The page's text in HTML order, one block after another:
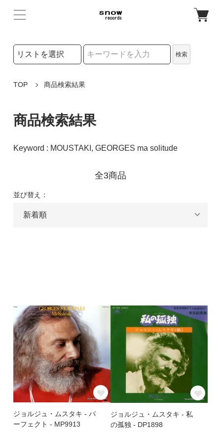
検索リストの選択
検索
TOP 商品検索結果
商品検索結果
Keyword : MOUSTAKI, GEORGES ma solitude
全3商品
並び替え：
ジョルジュ・ムスタキ - パ
ーフェクト - MP9913
ジョルジュ・ムスタキ - 私
の孤独 - DP1898